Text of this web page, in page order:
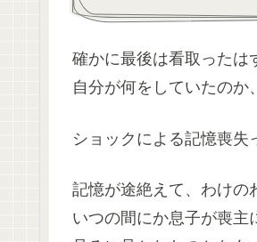
確かに最後は看取ったは
自分が何をしていたのか
ショックによる記憶喪失
記憶が途絶えて、わけの
いつの間にか息子が喪主